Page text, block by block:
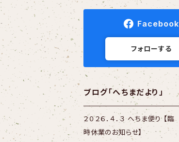
Facebook
フォローする
ブログ「へちまだより」
２０２６．４．３ へちま便り 【臨
時休業のお知らせ】